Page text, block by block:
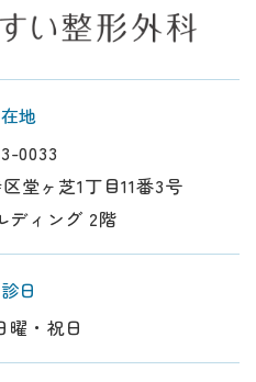
地
0033
堂ヶ芝1丁目11番3号
ディング 2階
日
曜・祝日